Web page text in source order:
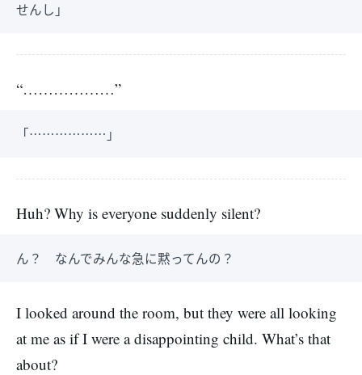
せんし」
“………………”
「………………」
Huh? Why is everyone suddenly silent?
ん？ なんでみんな急に黙ってんの？
I looked around the room, but they were all looking
at me as if I were a disappointing child. What’s that
about?